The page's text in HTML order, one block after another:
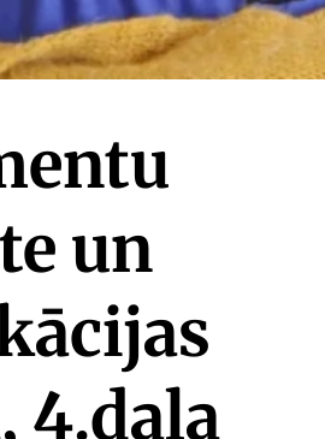
un
4.daļa